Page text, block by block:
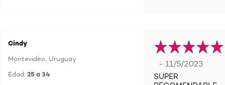
Cindy
Montevideo, Uruguay
Edad: 25 a 34
- 11/5/2023
SUPER